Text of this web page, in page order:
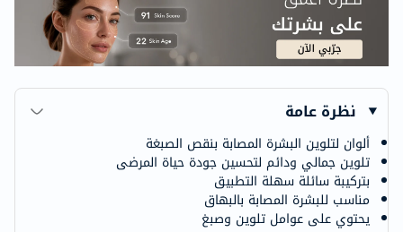
نظرة عامة
ألوان لتلوين البشرة المصابة بنقص الصبغة
تلوين جمالي ودائم لتحسين جودة حياة المرضى
بتركيبة سائلة سهلة التطبيق
مناسب للبشرة المصابة بالبهاق
يحتوي على عوامل تلوين وصبغ